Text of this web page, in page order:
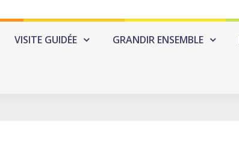
VISITE GUIDÉE GRANDIR ENSEMBLE